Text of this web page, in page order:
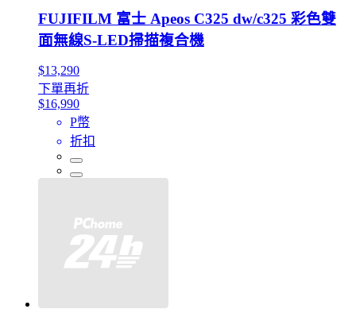
FUJIFILM 富士 Apeos C325 dw/c325 彩色雙
面無線S-LED掃描複合機
$13,290
下單再折
$16,990
P幣
折扣